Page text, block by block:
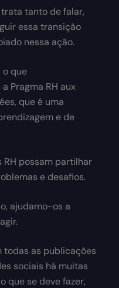
trata tanto de falar,
essa transição
nessa ação.
o que
Pragma RH aux
que é uma
e de
RH possam partilhar
e desafios.
ajudamo-os a
todas as publicações
sociais há muitas
que se deve fazer,